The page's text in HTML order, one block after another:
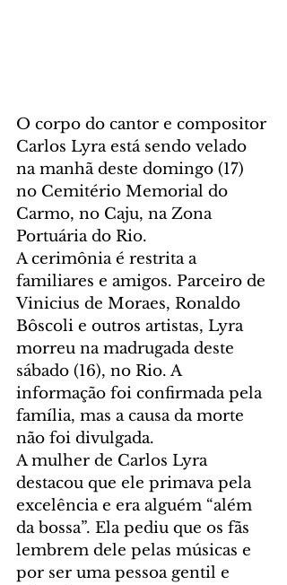
O corpo do cantor e compositor
Carlos Lyra está sendo velado
na manhã deste domingo (17)
no Cemitério Memorial do
Carmo, no Caju, na Zona
Portuária do Rio.
A cerimônia é restrita a
familiares e amigos. Parceiro de
Vinicius de Moraes, Ronaldo
Bôscoli e outros artistas, Lyra
morreu na madrugada deste
sábado (16), no Rio. A
informação foi confirmada pela
família, mas a causa da morte
não foi divulgada.
A mulher de Carlos Lyra
destacou que ele primava pela
excelência e era alguém “além
da bossa”. Ela pediu que os fãs
lembrem dele pelas músicas e
por ser uma pessoa gentil e